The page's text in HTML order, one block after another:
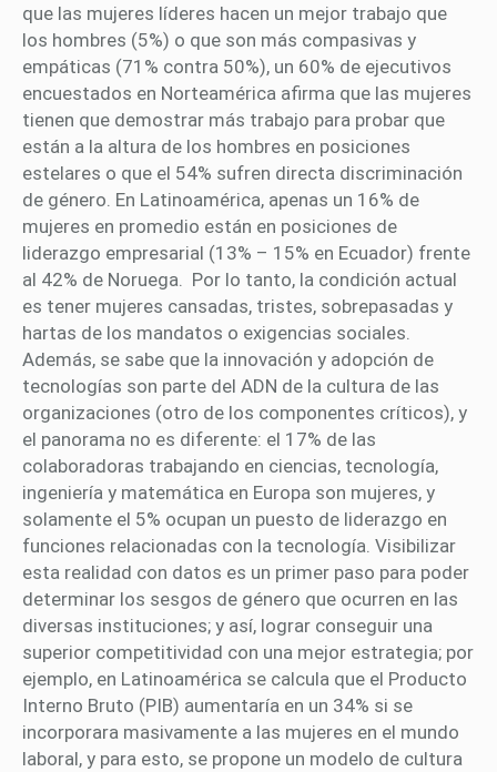
que las mujeres líderes hacen un mejor trabajo que
los hombres (5%) o que son más compasivas y
empáticas (71% contra 50%), un 60% de ejecutivos
encuestados en Norteamérica afirma que las mujeres
tienen que demostrar más trabajo para probar que
están a la altura de los hombres en posiciones
estelares o que el 54% sufren directa discriminación
de género. En Latinoamérica, apenas un 16% de
mujeres en promedio están en posiciones de
liderazgo empresarial (13% – 15% en Ecuador) frente
al 42% de Noruega. Por lo tanto, la condición actual
es tener mujeres cansadas, tristes, sobrepasadas y
hartas de los mandatos o exigencias sociales.
Además, se sabe que la innovación y adopción de
tecnologías son parte del ADN de la cultura de las
organizaciones (otro de los componentes críticos), y
el panorama no es diferente: el 17% de las
colaboradoras trabajando en ciencias, tecnología,
ingeniería y matemática en Europa son mujeres, y
solamente el 5% ocupan un puesto de liderazgo en
funciones relacionadas con la tecnología. Visibilizar
esta realidad con datos es un primer paso para poder
determinar los sesgos de género que ocurren en las
diversas instituciones; y así, lograr conseguir una
superior competitividad con una mejor estrategia; por
ejemplo, en Latinoamérica se calcula que el Producto
Interno Bruto (PIB) aumentaría en un 34% si se
incorporara masivamente a las mujeres en el mundo
laboral, y para esto, se propone un modelo de cultura